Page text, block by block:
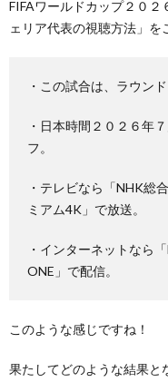
FIFAワールドカップ２０
ェリア代表の視聴方法」を
・この試合は、ラウンド
・日本時間２０２６年
フ。
・テレビなら「NHK総
ミアム4K」で放送。
・インターネットなら
ONE」で配信。
このような感じですね！
果たしてどのような結果と